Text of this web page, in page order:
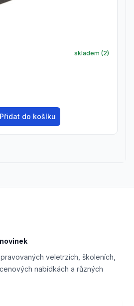
skladem (2)
Přidat do košíku
veletrzích, školeních,
nabídkách a různých